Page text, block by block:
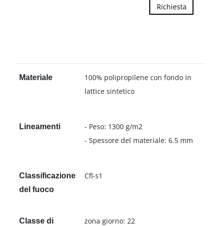
Richiesta
Materiale
100% polipropilene con fondo in
lattice sintetico
Lineamenti
- Peso: 1300 g/m2
- Spessore del materiale: 6.5 mm
Classificazione
del fuoco
Cfl-s1
Classe di
zona giorno: 22